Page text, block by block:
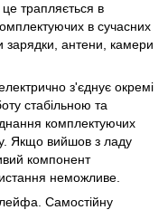
трапляється в
в сучасних
зарядки, антени, камери
з'єднує окремі
стабільною та
комплектуючих
Якщо вийшов з ладу
компонент
неможливе.
Самостійну